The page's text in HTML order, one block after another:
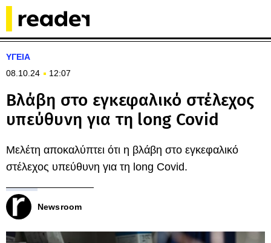
ΥΓΕΙΑ
08.10.24
12:07
Bλάβη στο εγκεφαλικό στέλεχος
υπεύθυνη για τη long Covid
Μελέτη αποκαλύπτει ότι η βλάβη στο εγκεφαλικό
στέλεχος υπεύθυνη για τη long Covid.
Newsroom